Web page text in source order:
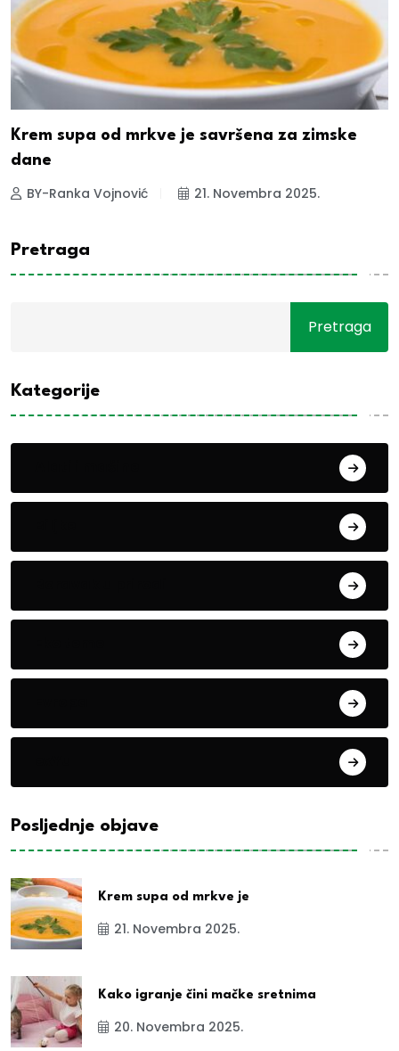
Krem supa od mrkve je savršena za zimske
dane
BY-Ranka Vojnović 21. Novembra 2025.
Pretraga
Pretraga
Kategorije
Posljednje objave
Krem supa od mrkve je
21. Novembra 2025.
Kako igranje čini mačke sretnima
20. Novembra 2025.